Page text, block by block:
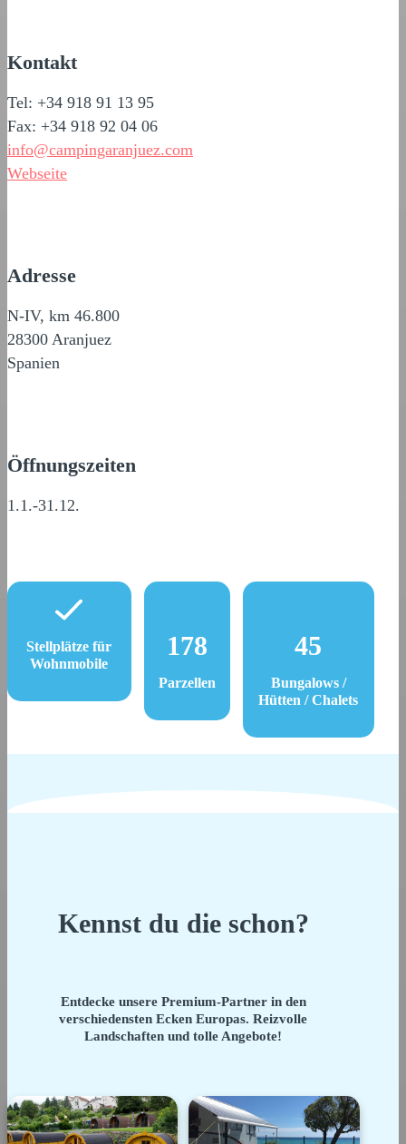
Kontakt
Tel: +34 918 91 13 95
Fax: +34 918 92 04 06
info@campingaranjuez.com
Webseite
Adresse
N-IV, km 46.800
28300 Aranjuez
Spanien
Öffnungszeiten
1.1.-31.12.
Stellplätze für
Wohnmobile
178
Parzellen
45
Bungalows /
Hütten / Chalets
Kennst du die schon?
Entdecke unsere Premium-Partner in den
verschiedensten Ecken Europas. Reizvolle
Landschaften und tolle Angebote!